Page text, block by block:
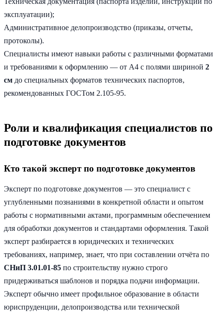
эксплуатации);
Административное делопроизводство (приказы, отчеты,
протоколы).
Специалисты имеют навыки работы с различными форматами
и требованиями к оформлению — от А4 с полями шириной 2
см до специальных форматов технических паспортов,
рекомендованных ГОСТом 2.105-95.
Роли и квалификация специалистов по
подготовке документов
Кто такой эксперт по подготовке документов
Эксперт по подготовке документов — это специалист с
углубленными познаниями в конкретной области и опытом
работы с нормативными актами, программным обеспечением
для обработки документов и стандартами оформления. Такой
эксперт разбирается в юридических и технических
требованиях, например, знает, что при составлении отчёта по
СНиП 3.01.01-85 по строительству нужно строго
придерживаться шаблонов и порядка подачи информации.
Эксперт обычно имеет профильное образование в области
юриспруденции, делопроизводства или технической